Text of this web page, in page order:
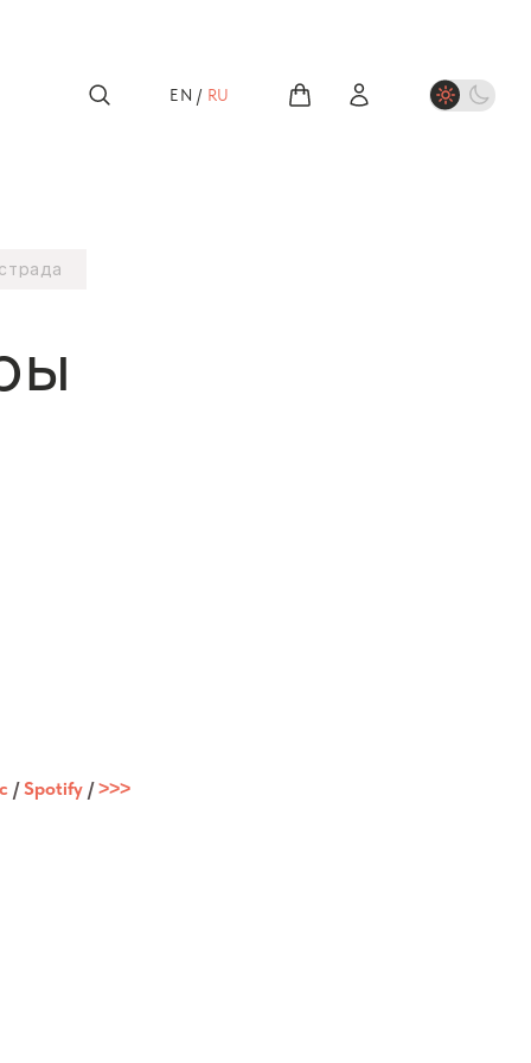
EN / RU
/Spotify /˃˃˃